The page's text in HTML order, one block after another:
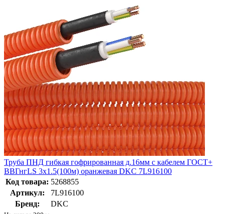
Труба ПНД гибкая гофрированная д.16мм с кабелем ГОСТ+
ВВГнгLS 3х1.5(100м) оранжевая DKC 7L916100
Код товара: 5268855
Артикул:
7L916100
Бренд:
DKC